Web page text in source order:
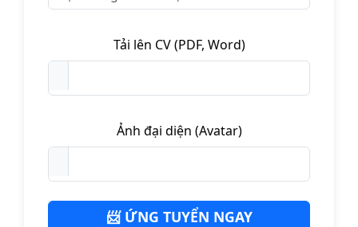
Tải lên CV (PDF, Word)
Ảnh đại diện (Avatar)
📨 ỨNG TUYỂN NGAY